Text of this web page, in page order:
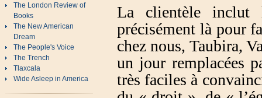
The London Review of
Books
The New American
Dream
The People's Voice
The Trench
Tlaxcala
Wide Asleep in America
La clientèle inclut
précisément là pour
chez nous, Taubira,
un jour remplacées
très faciles à